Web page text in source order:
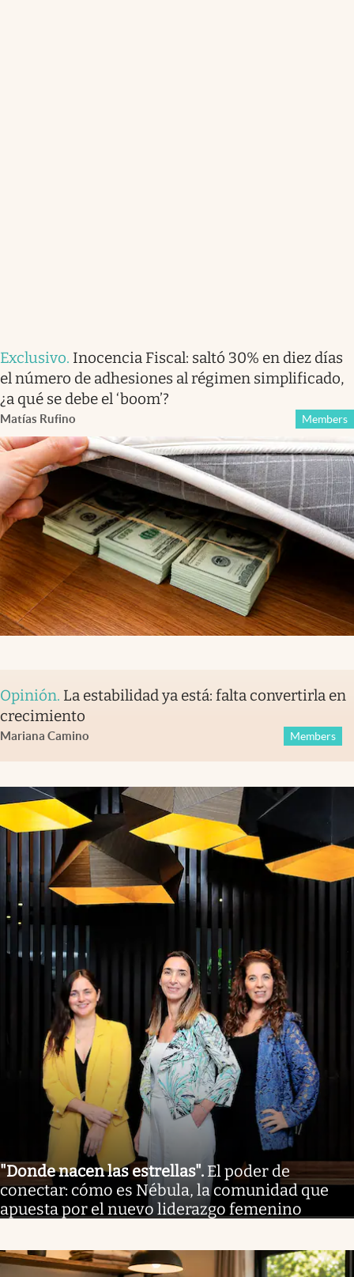
Exclusivo. Inocencia Fiscal: saltó 30% en diez días
el número de adhesiones al régimen simplificado,
¿a qué se debe el ‘boom’?
Matías Rufino Members
Opinión. La estabilidad ya está: falta convertirla en
crecimiento
Mariana Camino Members
"Donde nacen las estrellas". El poder de
conectar: cómo es Nébula, la comunidad que
apuesta por el nuevo liderazgo femenino